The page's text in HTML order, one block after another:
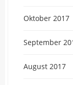
Oktober 2017
September
August 2017